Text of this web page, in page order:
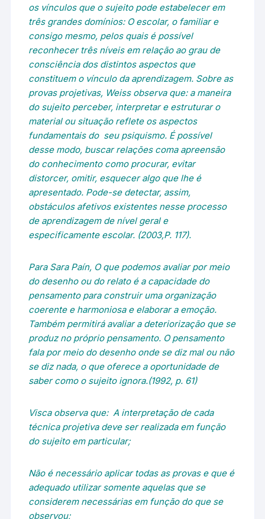
os vínculos que o sujeito pode estabelecer em
três grandes domínios: O escolar, o familiar e
consigo mesmo, pelos quais é possível
reconhecer três níveis em relação ao grau de
consciência dos distintos aspectos que
constituem o vínculo da aprendizagem. Sobre as
provas projetivas, Weiss observa que: a maneira
do sujeito perceber, interpretar e estruturar o
material ou situação reflete os aspectos
fundamentais do seu psiquismo. É possível
desse modo, buscar relações coma apreensão
do conhecimento como procurar, evitar
distorcer, omitir, esquecer algo que lhe é
apresentado. Pode-se detectar, assim,
obstáculos afetivos existentes nesse processo
de aprendizagem de nível geral e
especificamente escolar. (2003,P. 117).
Para Sara Paín, O que podemos avaliar por meio
do desenho ou do relato é a capacidade do
pensamento para construir uma organização
coerente e harmoniosa e elaborar a emoção.
Também permitirá avaliar a deteriorização que se
produz no próprio pensamento. O pensamento
fala por meio do desenho onde se diz mal ou não
se diz nada, o que oferece a oportunidade de
saber como o sujeito ignora.(1992, p. 61)
Visca observa que: A interpretação de cada
técnica projetiva deve ser realizada em função
do sujeito em particular;
Não é necessário aplicar todas as provas e que é
adequado utilizar somente aquelas que se
considerem necessárias em função do que se
observou;